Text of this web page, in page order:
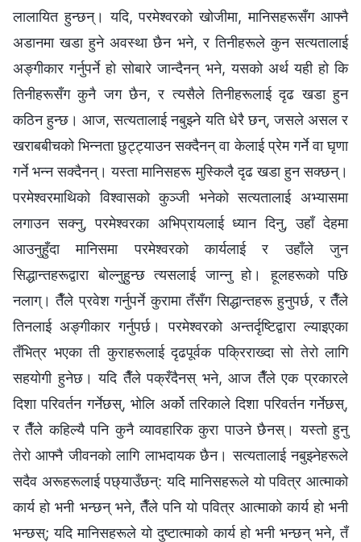
लालायित हुन्छन्‌। यदि, परमेश्‍वरको खोजीमा, मानिसहरूसँग आफ्नै
अडानमा खडा हुने अवस्था छैन भने, र तिनीहरूले कुन सत्यतालाई
अङ्गीकार गर्नुपर्ने हो सोबारे जान्दैनन्‌ भने, यसको अर्थ यही हो कि
तिनीहरूसँग कुनै जग छैन, र त्यसैले तिनीहरूलाई दृढ खडा हुन
कठिन हुन्छ। आज, सत्यतालाई नबुझ्ने यति धेरै छन्, जसले असल र
खराबबीचको भिन्नता छुट्ट्याउन सक्दैनन्‌ वा केलाई प्रेम गर्ने वा घृणा
गर्ने भन्न सक्दैनन्‌। यस्ता मानिसहरू मुस्किलै दृढ खडा हुन सक्छन्‌।
परमेश्‍वरमाथिको विश्‍वासको कुञ्‍जी भनेको सत्यतालाई अभ्यासमा
लगाउन सक्नु, परमेश्‍वरका अभिप्रायलाई ध्यान दिनु, उहाँ देहमा
आउनुहुँदा मानिसमा परमेश्‍वरको कार्यलाई र उहाँले जुन
सिद्धान्तहरूद्वारा बोल्नुहुन्छ त्यसलाई जान्नु हो। हूलहरूको पछि
नलाग्। तैँले प्रवेश गर्नुपर्ने कुरामा तँसँग सिद्धान्तहरू हुनुपर्छ, र तैँले
तिनलाई अङ्गीकार गर्नुपर्छ। परमेश्‍वरको अन्तर्दृष्टिद्वारा ल्याइएका
तँभित्र भएका ती कुराहरूलाई दृढपूर्वक पक्रिराख्दा सो तेरो लागि
सहयोगी हुनेछ। यदि तैँले पक्रँदैनस्‌ भने, आज तैँले एक प्रकारले
दिशा परिवर्तन गर्नेछस्‌, भोलि अर्को तरिकाले दिशा परिवर्तन गर्नेछस्‌,
र तैँले कहिल्यै पनि कुनै व्यावहारिक कुरा पाउने छैनस्‌। यस्तो हुनु
तेरो आफ्नै जीवनको लागि लाभदायक छैन। सत्यतालाई नबुझ्नेहरूले
सदैव अरूहरूलाई पछ्याउँछन्‌: यदि मानिसहरूले यो पवित्र आत्माको
कार्य हो भनी भन्छन्‌ भने, तैँले पनि यो पवित्र आत्माको कार्य हो भनी
भन्छस्‌; यदि मानिसहरूले यो दुष्टात्माको कार्य हो भनी भन्छन्‌ भने, तँ